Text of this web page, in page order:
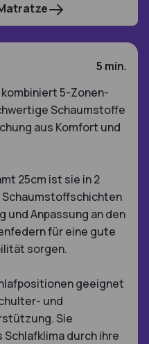
5 min.
kombiniert 5-Zonen-
Schaumstoffe
aus Komfort und
25cm ist sie in 2
Anpassung an den
für eine gute
sorgen.
geeignet
und
Sie
durch ihre